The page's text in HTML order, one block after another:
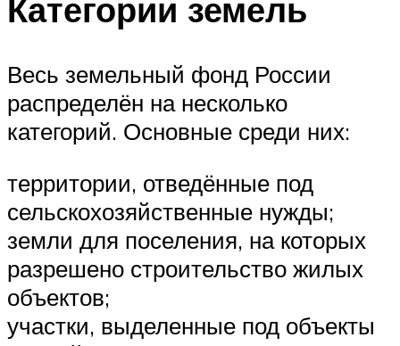
Категории земель
Весь земельный фонд России
распределён на несколько
категорий. Основные среди них:
территории, отведённые под
сельскохозяйственные нужды;
земли для поселения, на которых
разрешено строительство жилых
объектов;
участки, выделенные под объекты